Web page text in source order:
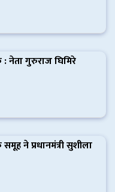
: नेता गुरुराज घिमिरे
ने प्रधानमंत्री सुशीला
महिला
जग्गा